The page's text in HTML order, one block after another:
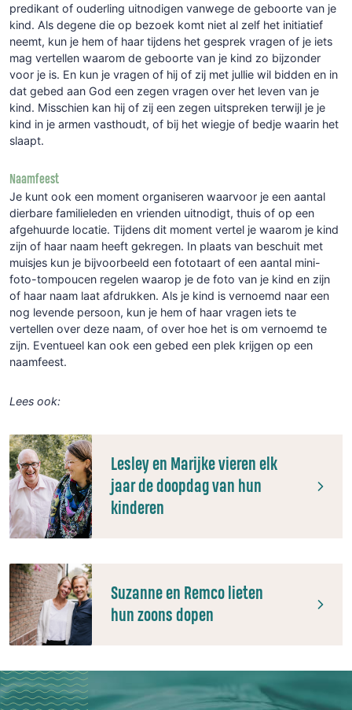
predikant of ouderling uitnodigen vanwege de geboorte van je
kind. Als degene die op bezoek komt niet al zelf het initiatief
neemt, kun je hem of haar tijdens het gesprek vragen of je iets
mag vertellen waarom de geboorte van je kind zo bijzonder
voor je is. En kun je vragen of hij of zij met jullie wil bidden en in
dat gebed aan God een zegen vragen over het leven van je
kind. Misschien kan hij of zij een zegen uitspreken terwijl je je
kind in je armen vasthoudt, of bij het wiegje of bedje waarin het
slaapt.
Naamfeest
Je kunt ook een moment organiseren waarvoor je een aantal
dierbare familieleden en vrienden uitnodigt, thuis of op een
afgehuurde locatie. Tijdens dit moment vertel je waarom je kind
zijn of haar naam heeft gekregen. In plaats van beschuit met
muisjes kun je bijvoorbeeld een fototaart of een aantal mini-
foto-tompoucen regelen waarop je de foto van je kind en zijn
of haar naam laat afdrukken. Als je kind is vernoemd naar een
nog levende persoon, kun je hem of haar vragen iets te
vertellen over deze naam, of over hoe het is om vernoemd te
zijn. Eventueel kan ook een gebed een plek krijgen op een
naamfeest.
Lees ook:
Lesley en Marijke vieren elk
jaar de doopdag van hun
kinderen
Suzanne en Remco lieten
hun zoons dopen